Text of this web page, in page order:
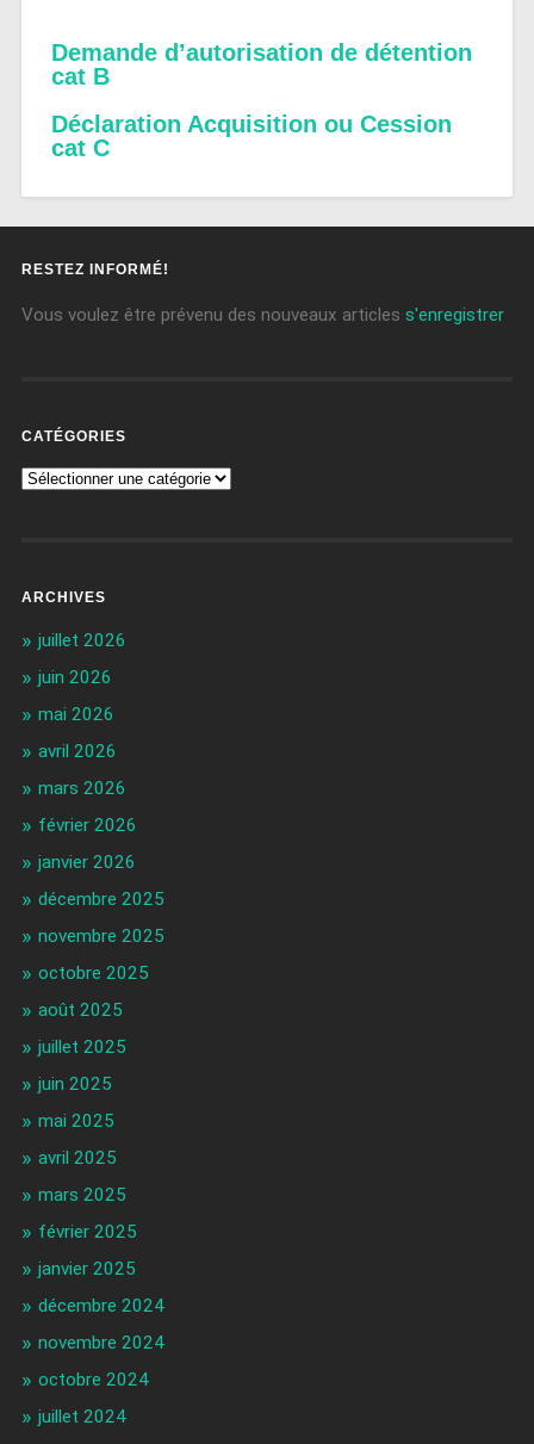
Demande d’autorisation de détention
cat B
Déclaration Acquisition ou Cession
cat C
RESTEZ INFORMÉ!
Vous voulez être prévenu des nouveaux articles s'enregistrer
CATÉGORIES
ARCHIVES
juillet 2026
juin 2026
mai 2026
avril 2026
mars 2026
février 2026
janvier 2026
décembre 2025
novembre 2025
octobre 2025
août 2025
juillet 2025
juin 2025
mai 2025
avril 2025
mars 2025
février 2025
janvier 2025
décembre 2024
novembre 2024
octobre 2024
juillet 2024